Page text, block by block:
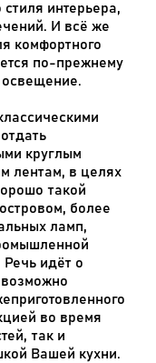
интерьера,
И всё же
комфортного
по-прежнему
круглым
лентам, в целях
такой
более
ламп,
идёт о
во время
так и
Вашей кухни.